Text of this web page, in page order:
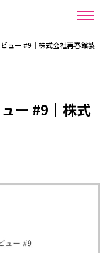
ュー #9｜株式会社再春館製
ー #9｜株式